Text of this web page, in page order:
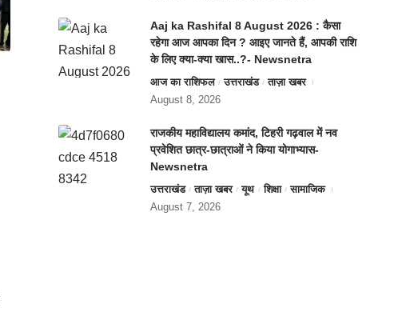
Aaj ka Rashifal 8 August 2026 : कैसा
रहेगा आज आपका दिन ? आइए जानते हैं, आपकी राशि
के लिए क्या-क्या खास..?- Newsnetra
आज का राशिफल उत्तराखंड
ताज़ा खबर
August 8, 2026
राजकीय महाविद्यालय कमांद, टिहरी गढ़वाल में नव
प्रवेशित छात्र-छात्राओं ने किया योगाभ्यास-
Newsnetra
उत्तराखंड ताज़ा खबर यूथ शिक्षा
सामाजिक
August 7, 2026